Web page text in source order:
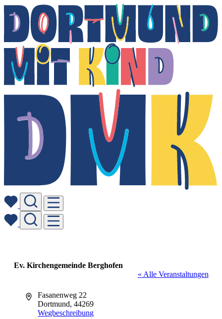
Ev. Kirchengemeinde Berghofen
« Alle Veranstaltungen
AdresseFasanenweg 22
Dortmund, 44269
Wegbeschreibung